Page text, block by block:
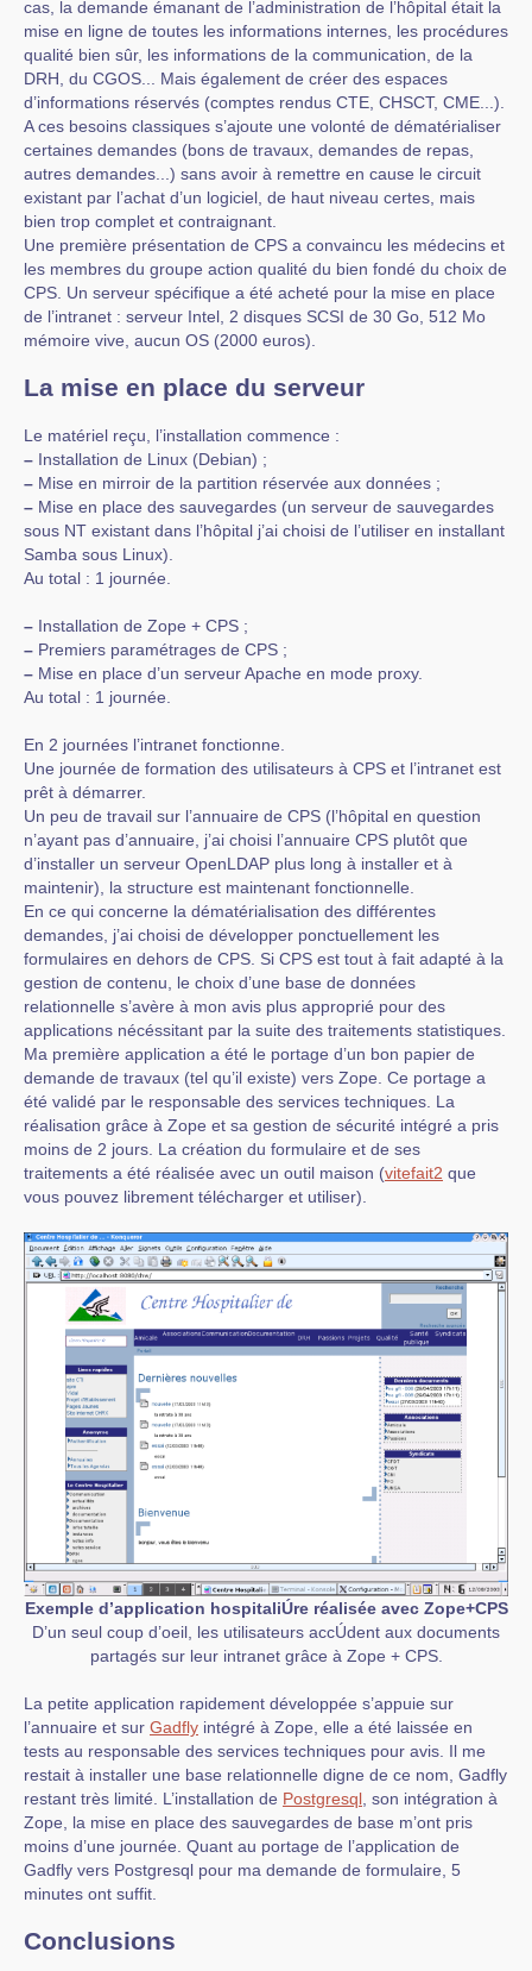
cas, la demande émanant de l’administration de l’hôpital était la
mise en ligne de toutes les informations internes, les procédures
qualité bien sûr, les informations de la communication, de la
DRH, du CGOS... Mais également de créer des espaces
d’informations réservés (comptes rendus CTE, CHSCT, CME...).
A ces besoins classiques s’ajoute une volonté de dématérialiser
certaines demandes (bons de travaux, demandes de repas,
autres demandes...) sans avoir à remettre en cause le circuit
existant par l’achat d’un logiciel, de haut niveau certes, mais
bien trop complet et contraignant.
Une première présentation de CPS a convaincu les médecins et
les membres du groupe action qualité du bien fondé du choix de
CPS. Un serveur spécifique a été acheté pour la mise en place
de l’intranet : serveur Intel, 2 disques SCSI de 30 Go, 512 Mo
mémoire vive, aucun OS (2000 euros).
La mise en place du serveur
Le matériel reçu, l’installation commence :
– Installation de Linux (Debian) ;
– Mise en mirroir de la partition réservée aux données ;
– Mise en place des sauvegardes (un serveur de sauvegardes
sous NT existant dans l’hôpital j’ai choisi de l’utiliser en installant
Samba sous Linux).
Au total : 1 journée.
– Installation de Zope + CPS ;
– Premiers paramétrages de CPS ;
– Mise en place d’un serveur Apache en mode proxy.
Au total : 1 journée.
En 2 journées l’intranet fonctionne.
Une journée de formation des utilisateurs à CPS et l’intranet est
prêt à démarrer.
Un peu de travail sur l’annuaire de CPS (l’hôpital en question
n’ayant pas d’annuaire, j’ai choisi l’annuaire CPS plutôt que
d’installer un serveur OpenLDAP plus long à installer et à
maintenir), la structure est maintenant fonctionnelle.
En ce qui concerne la dématérialisation des différentes
demandes, j’ai choisi de développer ponctuellement les
formulaires en dehors de CPS. Si CPS est tout à fait adapté à la
gestion de contenu, le choix d’une base de données
relationnelle s’avère à mon avis plus approprié pour des
applications nécéssitant par la suite des traitements statistiques.
Ma première application a été le portage d’un bon papier de
demande de travaux (tel qu’il existe) vers Zope. Ce portage a
été validé par le responsable des services techniques. La
réalisation grâce à Zope et sa gestion de sécurité intégré a pris
moins de 2 jours. La création du formulaire et de ses
traitements a été réalisée avec un outil maison (vitefait2 que
vous pouvez librement télécharger et utiliser).
Exemple d’application hospitaliÚre réalisée avec Zope+CPS
D’un seul coup d’oeil, les utilisateurs accÚdent aux documents
partagés sur leur intranet grâce à Zope + CPS.
La petite application rapidement développée s’appuie sur
l’annuaire et sur Gadfly intégré à Zope, elle a été laissée en
tests au responsable des services techniques pour avis. Il me
restait à installer une base relationnelle digne de ce nom, Gadfly
restant très limité. L’installation de Postgresql , son intégration à
Zope, la mise en place des sauvegardes de base m’ont pris
moins d’une journée. Quant au portage de l’application de
Gadfly vers Postgresql pour ma demande de formulaire, 5
minutes ont suffit.
Conclusions